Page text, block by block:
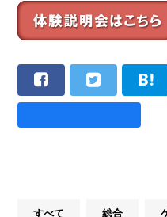
すべて 総合